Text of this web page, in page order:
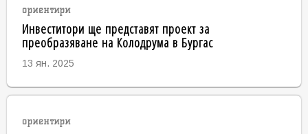
ориентири
Инвеститори ще представят проект за
преобразяване на Колодрума в Бургас
13 ян. 2025
ориентири